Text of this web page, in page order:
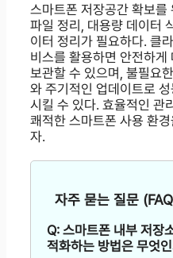
스마트폰 저장공간 확보를
파일 정리, 대용량 데이터
이터 정리가 필요하다. 클
비스를 활용하면 안전하게
보관할 수 있으며, 불필요
와 주기적인 업데이트로
시킬 수 있다. 효율적인 관
쾌적한 스마트폰 사용 환
자.
자주 묻는 질문
Q: 스마트폰 내부 저장
적화하는 방법은 무엇